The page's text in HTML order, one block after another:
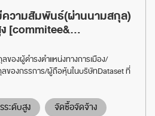
วามสัมพันธ์(ผ่านนามสกุล)
[commitee&...
ของผู้ดำรงตำแหน่งทางการเมือง/
ลของกรรการ/ผู้ถือหุ้นในบริษัทDataset ที่
ระดับสูง
จัดซื้อจัดจ้าง